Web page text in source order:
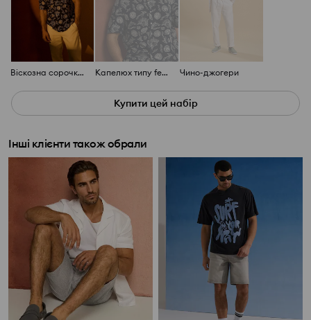
Віскозна сорочка з морським мотивом Капелюх типу fedora Чино-джогери
Купити цей набір
Інші клієнти також обрали